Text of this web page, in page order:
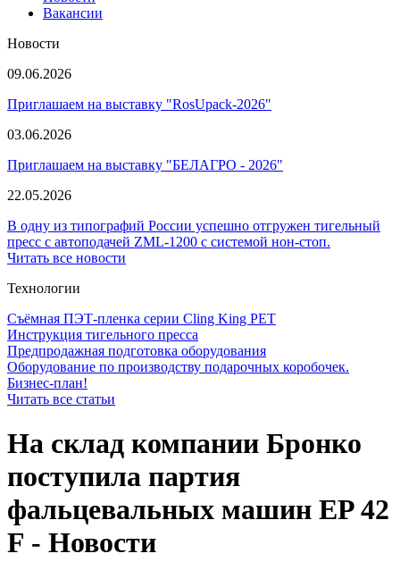
Вакансии
Новости
09.06.2026
Приглашаем на выставку "RosUpack-2026"
03.06.2026
Приглашаем на выставку "БЕЛАГРО - 2026"
22.05.2026
В одну из типографий России успешно отгружен тигельный
пресс с автоподачей ZML-1200 с системой нон-стоп.
Читать все новости
Технологии
Съёмная ПЭТ-пленка серии Cling King PET
Инструкция тигельного пресса
Предпродажная подготовка оборудования
Оборудование по производству подарочных коробочек.
Бизнес-план!
Читать все статьи
На склад компании Бронко
поступила партия
фальцевальных машин EP 42
F - Новости